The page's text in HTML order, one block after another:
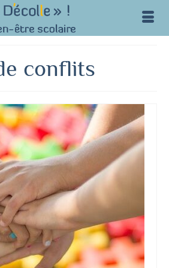
conflits